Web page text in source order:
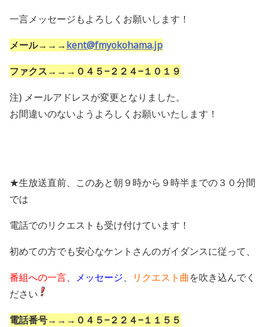
一言メッセージもよろしくお願いします！
メール→→→kent@fmyokohama.jp
ファクス→→→０４５−２２４−１０１９
注) メールアドレスが変更となりました。
お間違いのないようよろしくお願いいたします！
★生放送直前、このあと朝９時から９時半までの３０分間
では
電話でのリクエストも受け付けています！
初めての方でも安心なケントさんのガイダンスに従って、
番組への一言、 メッセージ、 リクエスト曲を吹き込んでく
ださい
電話番号→→→０４５−２２４−１１５５